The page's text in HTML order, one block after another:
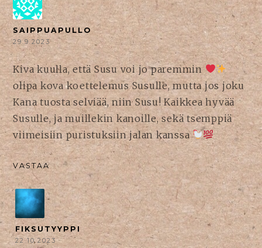
SAIPPUAPULLO
29.9.2023
Kiva kuulla, että Susu voi jo paremmin
olipa kova koettelemus Susulle, mutta jos joku
Kana tuosta selviää, niin Susu! Kaikkea hyvää
Susulle, ja muillekin kanoille, sekä tsemppiä
viimeisiin puristuksiin jalan kanssa
VASTAA
FIKSUTYYPPI
22.10.2023